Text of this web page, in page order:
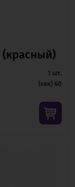
1 шт.
(сек) 60